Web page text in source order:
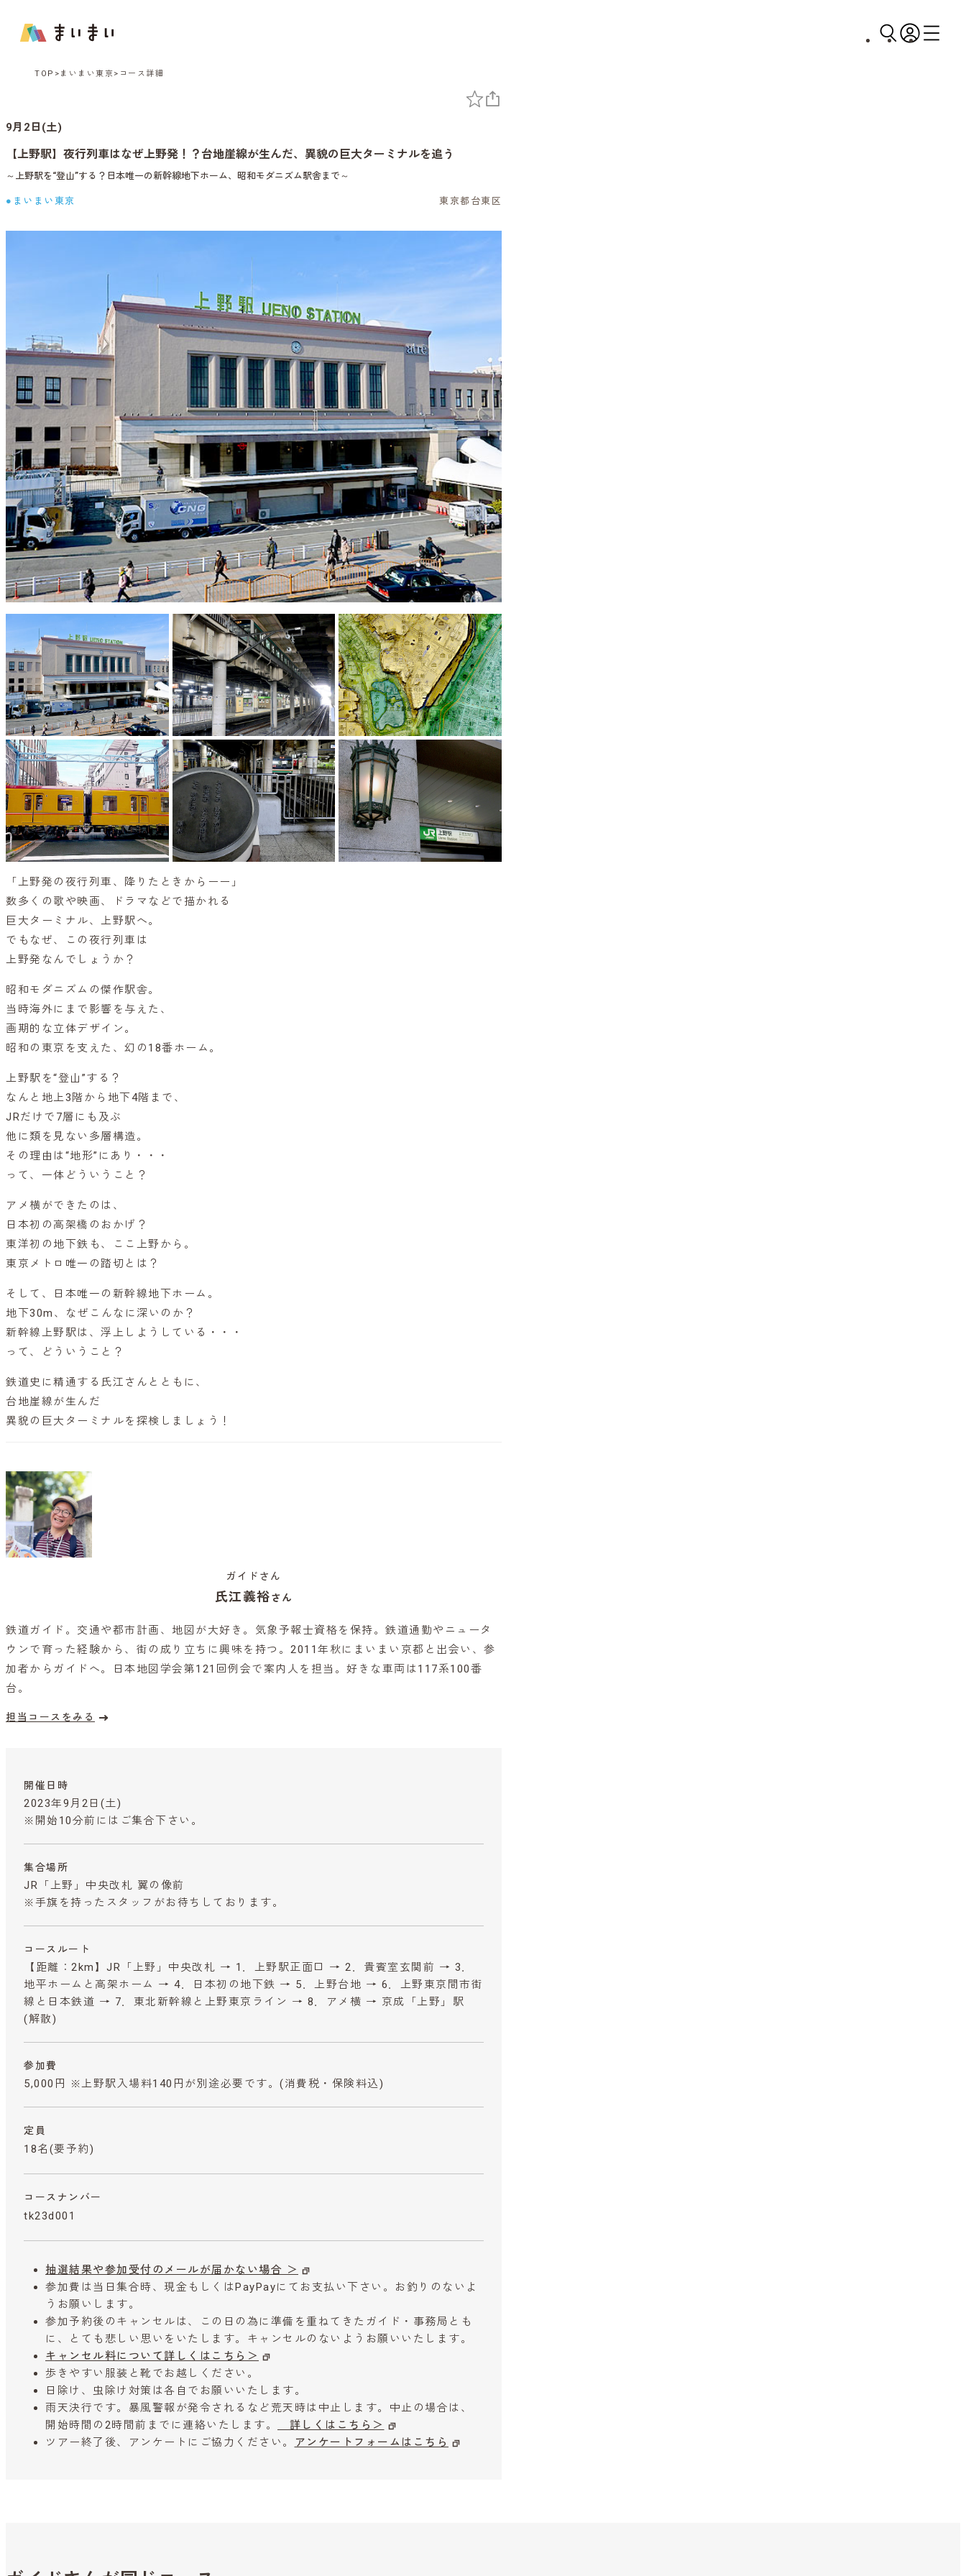
TOP まいまい東京 コース詳細
9月2日(土)
【上野駅】夜行列車はなぜ上野発！？台地崖線が生んだ、異貌の巨大ターミナルを追う
～上野駅を“登山”する？日本唯一の新幹線地下ホーム、昭和モダニズム駅舎まで～
●まいまい東京 東京都台東区
「上野発の夜行列車、降りたときからーー」
数多くの歌や映画、ドラマなどで描かれる
巨大ターミナル、上野駅へ。
でもなぜ、この夜行列車は
上野発なんでしょうか？
昭和モダニズムの傑作駅舎。
当時海外にまで影響を与えた、
画期的な立体デザイン。
昭和の東京を支えた、幻の18番ホーム。
上野駅を“登山”する？
なんと地上3階から地下4階まで、
JRだけで7層にも及ぶ
他に類を見ない多層構造。
その理由は“地形”にあり・・・
って、一体どういうこと？
アメ横ができたのは、
日本初の高架橋のおかげ？
東洋初の地下鉄も、ここ上野から。
東京メトロ唯一の踏切とは？
そして、日本唯一の新幹線地下ホーム。
地下30m、なぜこんなに深いのか？
新幹線上野駅は、浮上しようしている・・・
って、どういうこと？
鉄道史に精通する氏江さんとともに、
台地崖線が生んだ
異貌の巨大ターミナルを探検しましょう！
ガイドさん
氏江義裕さん
鉄道ガイド。交通や都市計画、地図が大好き。気象予報士資格を保持。鉄道通勤やニュータ
ウンで育った経験から、街の成り立ちに興味を持つ。2011年秋にまいまい京都と出会い、参
加者からガイドへ。日本地図学会第121回例会で案内人を担当。好きな車両は117系100番
台。
担当コースをみる
開催日時
2023年9月2日(土)
※開始10分前にはご集合下さい。
集合場所
JR「上野」中央改札 翼の像前
※手旗を持ったスタッフがお待ちしております。
コースルート
【距離：2km】JR「上野」中央改札 → 1．上野駅正面口 → 2．貴賓室玄関前 → 3．
地平ホームと高架ホーム → 4．日本初の地下鉄 → 5．上野台地 → 6．上野東京間市街
線と日本鉄道 → 7．東北新幹線と上野東京ライン → 8．アメ横 → 京成「上野」駅
(解散)
参加費
5,000円 ※上野駅入場料140円が別途必要です。 (消費税・保険料込)
定員
18名(要予約)
コースナンバー
tk23d001
抽選結果や参加受付のメールが届かない場合 ＞
参加費は当日集合時、現金もしくはPayPayにてお支払い下さい。お釣りのないよ
うお願いします。
参加予約後のキャンセルは、この日の為に準備を重ねてきたガイド・事務局とも
に、とても悲しい思いをいたします。キャンセルのないようお願いいたします。
キャンセル料について詳しくはこちら＞
歩きやすい服装と靴でお越しください。
日除け、虫除け対策は各自でお願いいたします。
雨天決行です。暴風警報が発令されるなど荒天時は中止します。中止の場合は、
開始時間の2時間前までに連絡いたします。
詳しくはこちら＞
ツアー終了後、アンケートにご協力ください。
アンケートフォームはこちら